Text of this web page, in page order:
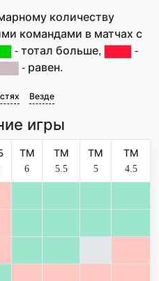
количеству
командами в матчах с
- тотал больше,
-
- равен.
Везде
игры
ТМ
6
ТМ
5.5
ТМ
5
ТМ
4.5